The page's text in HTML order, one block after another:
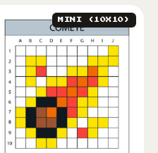
MINI (10X10)